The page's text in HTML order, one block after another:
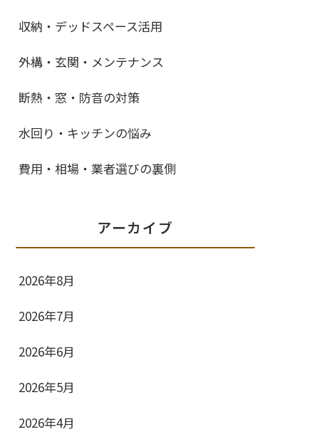
収納・デッドスペース活用
外構・玄関・メンテナンス
断熱・窓・防音の対策
水回り・キッチンの悩み
費用・相場・業者選びの裏側
アーカイブ
2026年8月
2026年7月
2026年6月
2026年5月
2026年4月